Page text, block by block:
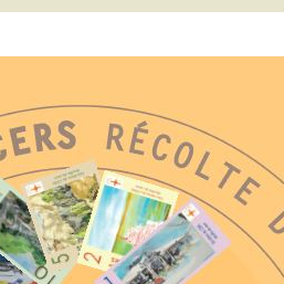
pour le CERS ?
Parrains et marraines de
Le CERS et l’histoire
Le CERS occitan et
catalan
Le vent du CERS en vers